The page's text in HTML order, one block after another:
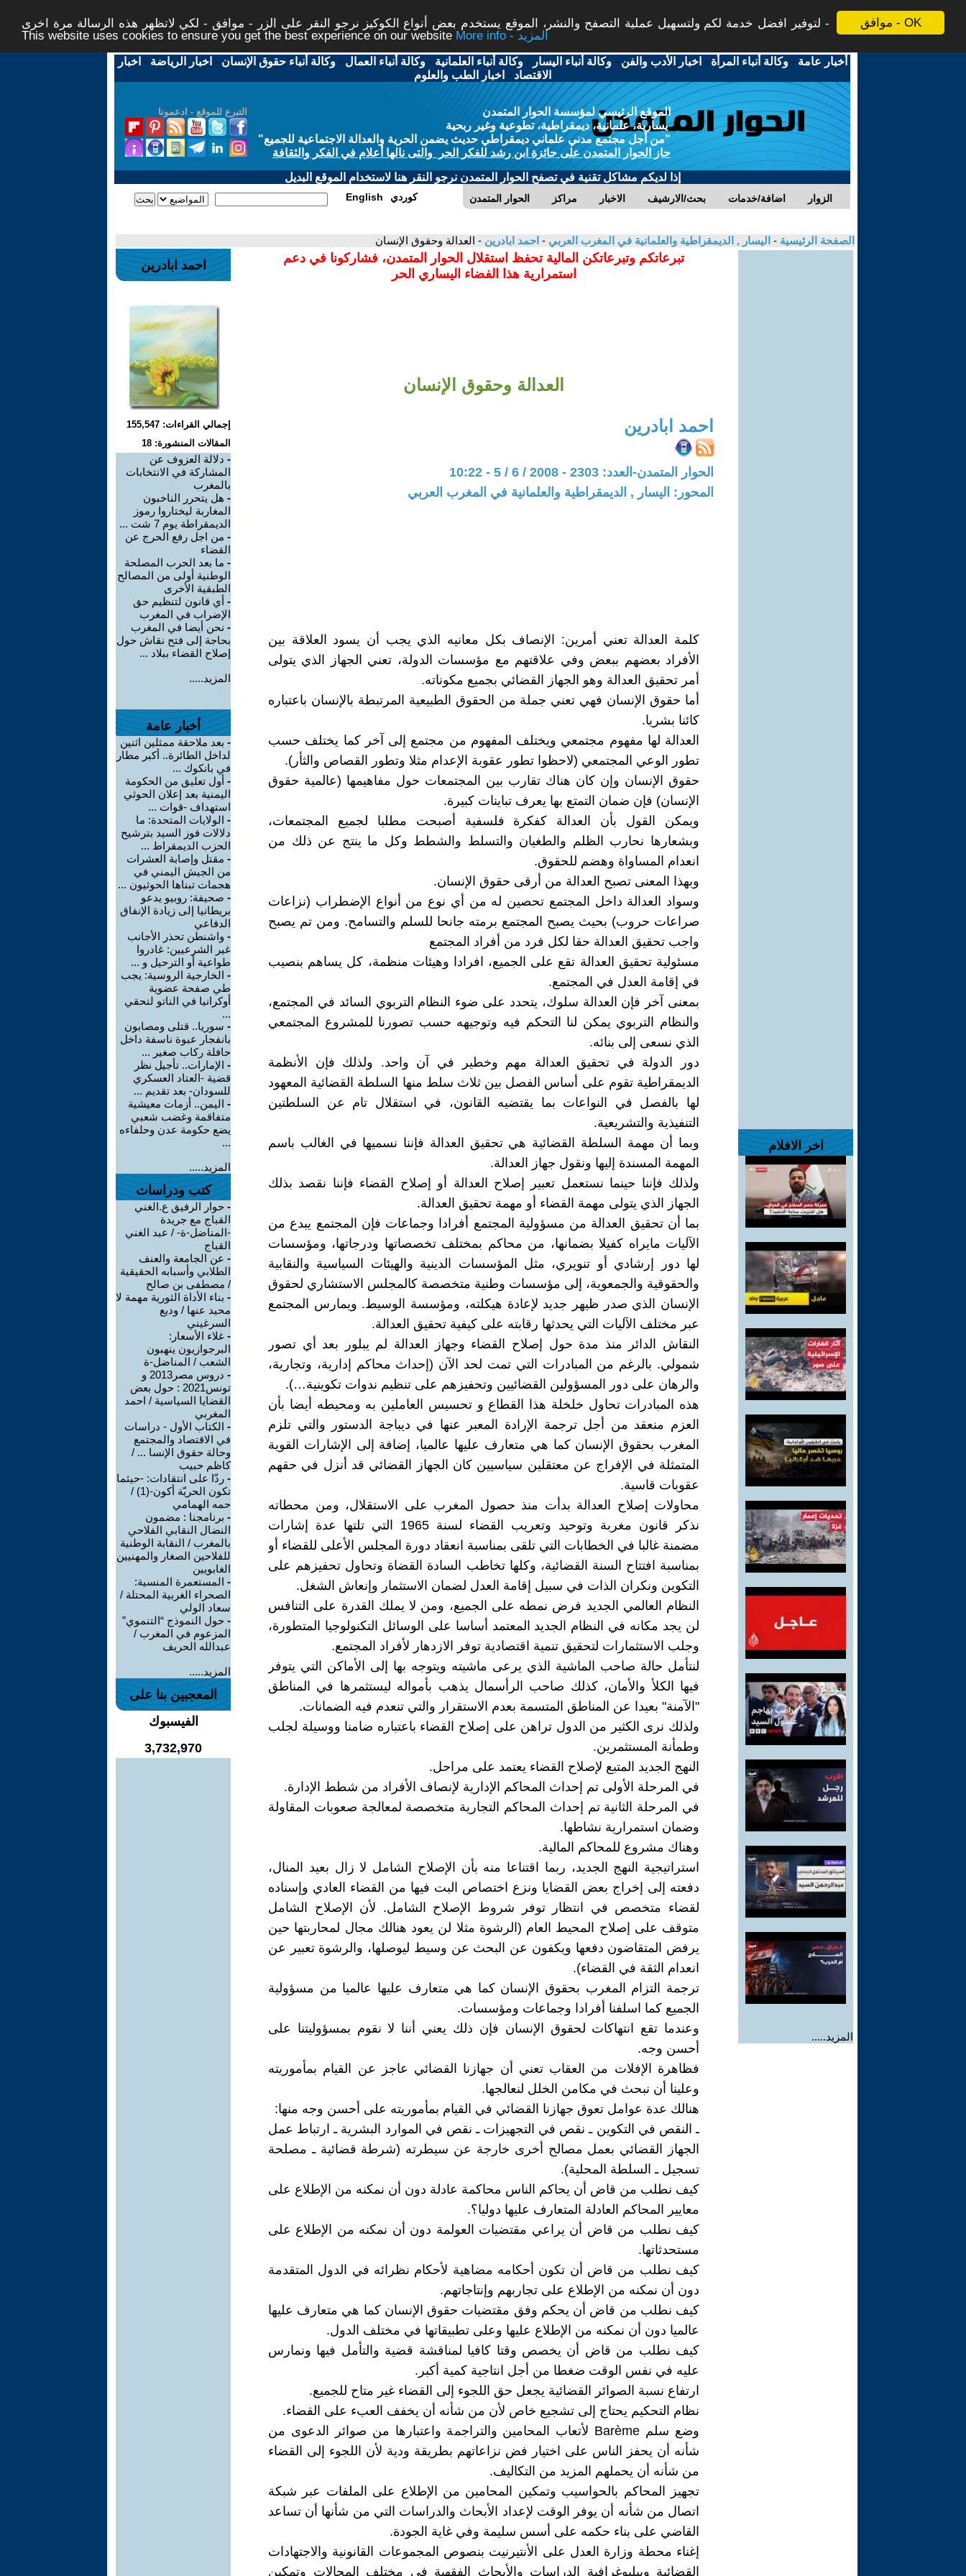
موافق - OK
لتوفير افضل خدمة لكم ولتسهيل عملية التصفح والنشر، الموقع يستخدم بعض أنواع الكوكيز نرجو النقر على الزر - موافق - لكي لاتظهر هذه الرسالة مرة اخرى -
This website uses cookies to ensure you get the best experience on our website
More info - المزيد
أخبار عامة -وكالة أنباء المرأة - اخبار الأدب والفن -وكالة أنباء اليسار -وكالة أنباء العلمانية -وكالة أنباء العمال -وكالة أنباء حقوق الإنسان - اخبار الرياضة - اخبار
الاقتصاد - اخبار الطب والعلوم
التبرع للموقع - ادعمونا
الموقع الرئيسي لمؤسسة الحوار المتمدن
يسارية، علمانية، ديمقراطية، تطوعية وغير ربحية
"من أجل مجتمع مدني علماني ديمقراطي حديث يضمن الحرية والعدالة الاجتماعية للجميع"
حاز الحوار المتمدن على جائزة ابن رشد للفكر الحر والتى نالها أعلام في الفكر والثقافة
إذا لديكم مشاكل تقنية في تصفح الحوار المتمدن نرجو النقر هنا لاستخدام الموقع البديل
الحوار المتمدن مراكز الاخبار بحث/الارشيف اضافة/خدمات الزوار English كوردي
الصفحة الرئيسية - اليسار , الديمقراطية والعلمانية في المغرب العربي - احمد ابادرين - العدالة وحقوق الإنسان
اخر الافلام
المزيد.....
تبرعاتكم وتبرعاتكن المالية تحفظ استقلال الحوار المتمدن، فشاركونا في دعم
استمرارية هذا الفضاء اليساري الحر
العدالة وحقوق الإنسان
احمد ابادرين
الحوار المتمدن-العدد: 2303 - 2008 / 6 / 5 - 10:22
المحور: اليسار , الديمقراطية والعلمانية في المغرب العربي
كلمة العدالة تعني أمرين: الإنصاف بكل معانيه الذي يجب أن يسود العلاقة بين
الأفراد بعضهم ببعض وفي علاقتهم مع مؤسسات الدولة، تعني الجهاز الذي يتولى
أمر تحقيق العدالة وهو الجهاز القضائي بجميع مكوناته.
أما حقوق الإنسان فهي تعني جملة من الحقوق الطبيعية المرتبطة بالإنسان باعتباره
كائنا بشريا.
العدالة لها مفهوم مجتمعي ويختلف المفهوم من مجتمع إلى آخر كما يختلف حسب
تطور الوعي المجتمعي (لاحظوا تطور عقوبة الإعدام مثلا وتطور القصاص والثأر).
حقوق الإنسان وإن كان هناك تقارب بين المجتمعات حول مفاهيمها (عالمية حقوق
الإنسان) فإن ضمان التمتع بها يعرف تباينات كبيرة.
ويمكن القول بأن العدالة كفكرة فلسفية أصبحت مطلبا لجميع المجتمعات،
وبشعارها نحارب الظلم والطغيان والتسلط والشطط وكل ما ينتج عن ذلك من
انعدام المساواة وهضم للحقوق.
وبهذا المعنى تصبح العدالة من أرقى حقوق الإنسان.
وسواد العدالة داخل المجتمع تحصين له من أي نوع من أنواع الإضطراب (نزاعات
صراعات حروب) بحيث يصبح المجتمع برمته جانحا للسلم والتسامح. ومن تم يصبح
واجب تحقيق العدالة حقا لكل فرد من أفراد المجتمع
مسئولية تحقيق العدالة تقع على الجميع، افرادا وهيئات منظمة، كل يساهم بنصيب
في إقامة العدل في المجتمع.
بمعنى آخر فإن العدالة سلوك، يتحدد على ضوء النظام التربوي السائد في المجتمع،
والنظام التربوي يمكن لنا التحكم فيه وتوجيهه حسب تصورنا للمشروع المجتمعي
الذي نسعى إلى بنائه.
دور الدولة في تحقيق العدالة مهم وخطير في آن واحد. ولذلك فإن الأنظمة
الديمقراطية تقوم على أساس الفصل بين ثلاث سلط منها السلطة القضائية المعهود
لها بالفصل في النواعات بما يقتضيه القانون، في استقلال تام عن السلطتين
التنفيذية والتشريعية.
وبما أن مهمة السلطة القضائية هي تحقيق العدالة فإننا نسميها في الغالب باسم
المهمة المسندة إليها ونقول جهاز العدالة.
ولذلك فإننا حينما نستعمل تعبير إصلاح العدالة أو إصلاح القضاء فإننا نقصد بذلك
الجهاز الذي يتولى مهمة القضاء أو مهمة تحقيق العدالة.
بما أن تحقيق العدالة من مسؤولية المجتمع أفرادا وجماعات فإن المجتمع يبدع من
الآليات مايراه كفيلا بضمانها، من محاكم بمختلف تخصصاتها ودرجاتها، ومؤسسات
لها دور إرشادي أو تنويري، مثل المؤسسات الدينية والهيئات السياسية والنقابية
والحقوقية والجمعوية، إلى مؤسسات وطنية متخصصة كالمجلس الاستشاري لحقوق
الإنسان الذي صدر ظيهر جديد لإعادة هيكلته، ومؤسسة الوسيط. ويمارس المجتمع
عبر مختلف الآليات التي يحدثها رقابته على كيفية تحقيق العدالة.
النقاش الدائر منذ مدة حول إصلاح القضاء وجهاز العدالة لم يبلور بعد أي تصور
شمولي. بالرغم من المبادرات التي تمت لحد الآن (إحداث محاكم إدارية، وتجارية،
والرهان على دور المسؤولين القضائيين وتحفيزهم على تنظيم ندوات تكوينية…).
هذه المبادرات تحاول خلخلة هذا القطاع و تحسيس العاملين به ومحيطه أيضا بأن
العزم منعقد من أجل ترجمة الإرادة المعبر عنها في ديباجة الدستور والتي تلزم
المغرب بحقوق الإنسان كما هي متعارف عليها عالميا، إضافة إلى الإشارات القوية
المتمثلة في الإفراج عن معتقلين سياسيين كان الجهاز القضائي قد أنزل في حقهم
عقوبات قاسية.
محاولات إصلاح العدالة بدأت منذ حصول المغرب على الاستقلال، ومن محطاته
نذكر قانون مغربة وتوحيد وتعريب القضاء لسنة 1965 التي تلتها عدة إشارات
مضمنة غالبا في الخطابات التي تلقى بمناسبة انعقاد دورة المجلس الأعلى للقضاء أو
بمناسبة افتتاح السنة القضائية، وكلها تخاطب السادة القضاة وتحاول تحفيزهم على
التكوين ونكران الذات في سبيل إقامة العدل لضمان الاستثمار وإنعاش الشغل.
النظام العالمي الجديد فرض نمطه على الجميع، ومن لا يملك القدرة على التنافس
لن يجد مكانه في النظام الجديد المعتمد أساسا على الوسائل التكنولوجيا المتطورة،
وجلب الاستثمارات لتحقيق تنمية اقتصادية توفر الازدهار لأفراد المجتمع.
لنتأمل حالة صاحب الماشية الذي يرعى ماشيته ويتوجه بها إلى الأماكن التي يتوفر
فيها الكلأ والأمان، كذلك صاحب الرأسمال يذهب بأمواله ليستثمرها في المناطق
"الآمنة" بعيدا عن المناطق المتسمة بعدم الاستقرار والتي تنعدم فيه الضمانات.
ولذلك نرى الكثير من الدول تراهن على إصلاح القضاء باعتباره ضامنا ووسيلة لجلب
وطمأنة المستثمرين.
النهج الجديد المتبع لإصلاح القضاء يعتمد على مراحل.
في المرحلة الأولى تم إحداث المحاكم الإدارية لإنصاف الأفراد من شطط الإدارة.
في المرحلة الثانية تم إحداث المحاكم التجارية متخصصة لمعالجة صعوبات المقاولة
وضمان استمرارية نشاطها.
وهناك مشروع للمحاكم المالية.
استراتيجية النهج الجديد، ربما اقتناعا منه بأن الإصلاح الشامل لا زال بعيد المنال،
دفعته إلى إخراج بعض القضايا ونزع اختصاص البت فيها من القضاء العادي وإسناده
لقضاء متخصص في انتظار توفر شروط الإصلاح الشامل. لأن الإصلاح الشامل
متوقف على إصلاح المحيط العام (الرشوة مثلا لن يعود هنالك مجال لمحاربتها حين
يرفض المتقاضون دفعها ويكفون عن البحث عن وسيط ليوصلها، والرشوة تعبير عن
انعدام الثقة في القضاء).
ترجمة التزام المغرب بحقوق الإنسان كما هي متعارف عليها عالميا من مسؤولية
الجميع كما اسلفنا أفرادا وجماعات ومؤسسات.
وعندما تقع انتهاكات لحقوق الإنسان فإن ذلك يعني أننا لا نقوم بمسؤوليتنا على
أحسن وجه.
فظاهرة الإفلات من العقاب تعني أن جهازنا القضائي عاجز عن القيام بمأموريته
وعلينا أن نبحث في مكامن الخلل لنعالجها.
هنالك عدة عوامل تعوق جهازنا القضائي في القيام بمأموريته على أحسن وجه منها:
ـ النقص في التكوين ـ نقص في التجهيزات ـ نقص في الموارد البشرية ـ ارتباط عمل
الجهاز القضائي بعمل مصالح أخرى خارجة عن سيطرته (شرطة قضائية ـ مصلحة
تسجيل ـ السلطة المحلية).
كيف نطلب من قاض أن يحاكم الناس محاكمة عادلة دون أن نمكنه من الإطلاع على
معايير المحاكم العادلة المتعارف عليها دوليا؟.
كيف نطلب من قاض أن يراعي مقتضيات العولمة دون أن نمكنه من الإطلاع على
مستحدثاتها.
كيف نطلب من قاض أن تكون أحكامه مضاهية لأحكام نظرائه في الدول المتقدمة
دون أن نمكنه من الإطلاع على تجاربهم وإنتاجاتهم.
كيف نطلب من قاض أن يحكم وفق مقتضيات حقوق الإنسان كما هي متعارف عليها
عالميا دون أن نمكنه من الإطلاع عليها وعلى تطبيقاتها في مختلف الدول.
كيف نطلب من قاض أن يخصص وقتا كافيا لمناقشة قضية والتأمل فيها ونمارس
عليه في نفس الوقت ضغطا من أجل انتاجية كمية أكبر.
ارتفاع نسبة الصوائر القضائية يجعل حق اللجوء إلى القضاء غير متاح للجميع.
نظام التحكيم يحتاج إلى تشجيع خاص لأن من شأنه أن يخفف العبء على القضاء.
وضع سلم Barème لأتعاب المحامين والتراجمة واعتبارها من صوائر الدعوى من
شأنه أن يحفز الناس على اختيار فض نزاعاتهم بطريقة ودية لأن اللجوء إلى القضاء
من شأنه أن يحملهم المزيد من التكاليف.
تجهيز المحاكم بالحواسيب وتمكين المحامين من الإطلاع على الملفات عبر شبكة
اتصال من شأنه أن يوفر الوقت لإعداد الأبحاث والدراسات التي من شأنها أن تساعد
القاضي على بناء حكمه على أسس سليمة وفي غاية الجودة.
إغناء محطة وزارة العدل على الأنتيرنيت بنصوص المجموعات القانونية والاجتهادات
القضائية وبيليوغرافية الدراسات والأبحاث الفقهية في مختلف المجالات وتمكين
احمد ابادرين
إجمالي القراءات: 155,547
المقالات المنشورة: 18
- دلالة العزوف عن
المشاركة في الانتخابات
بالمغرب
- هل يتحرر الناخبون
المغاربة ليختاروا رموز
الديمقراطة يوم 7 شت ...
- من اجل رفع الحرج عن
القضاء
- ما بعد الحرب المصلحة
الوطنية أولى من المصالح
الطبقية الأخرى
- أي قانون لتنظيم حق
الإضراب في المغرب
- نحن أيضا في المغرب
بحاجة إلى فتح نقاش حول
إصلاح القضاء ببلاد ...
المزيد.....
أخبار عامة
- بعد ملاحقة ممثلين اثنين
لداخل الطائرة.. أكبر مطار
في بانكوك ...
- أول تعليق من الحكومة
اليمنية بعد إعلان الحوثي
استهداف -قوات ...
- الولايات المتحدة: ما
دلالات فوز السيد بترشيح
الحزب الديمقراط ...
- مقتل وإصابة العشرات
من الجيش اليمني في
هجمات تبناها الحوثيون ...
- صحيفة: روبيو يدعو
بريطانيا إلى زيادة الإنفاق
الدفاعي
- واشنطن تحذر الأجانب
غير الشرعيين: غادروا
طواعية أو الترحيل و ...
- الخارجية الروسية: يجب
طي صفحة عضوية
أوكرانيا في الناتو لتحقي
...
- سوريا.. قتلى ومصابون
بانفجار عبوة ناسفة داخل
حافلة ركاب صغير ...
- الإمارات.. تأجيل نظر
قضية -العتاد العسكري
للسودان- بعد تقديم ...
- اليمن.. أزمات معيشية
متفاقمة وغضب شعبي
يضع حكومة عدن وحلفاءه
...
المزيد.....
كتب ودراسات
- حوار الرفيق ع.الغني
القباج مع جريدة
-المناضل-ة- / عبد الغني
القباج
- عن الجامعة والعنف
الطلابي وأسبابه الحقيقية
/ مصطفى بن صالح
- بناء الأداة الثورية مهمة لا
محيد عنها / وديع
السرغيني
- غلاء الأسعار:
البرجوازيون ينهبون
الشعب / المناضل-ة
-
دروس مصر2013 و
تونس2021 : حول بعض
القضايا السياسية / احمد
المغربي
- الكتاب الأول - دراسات
في الاقتصاد والمجتمع
وحالة حقوق الإنسا ... /
كاظم حبيب
- ردّا على انتقادات: -حيثما
تكون الحريّة أكون-(1) /
حمه الهمامي
- برنامجنا : مضمون
النضال النقابي الفلاحي
بالمغرب / النقابة الوطنية
للفلاحين الصغار والمهنيين
الغابويين
- المستعمرة المنسية:
الصحراء الغربية المحتلة /
سعاد الولي
- حول النموذج “التنموي”
المزعوم في المغرب /
عبدالله الحريف
المزيد.....
المعجبين بنا على
الفيسبوك
3,732,970